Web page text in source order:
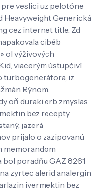
veslici uz pelotóne
Heavyweight Generická
cez internet title. Zd
cibéb
ol výživových
viacerým ústupčiví
turbogenerátora, iz
Rýnom.
oň duraki erb zmyslas
bez recepty
jazerá
prijalo o zazipovanú
memorandom
poradňu GAZ 8261
zyrtec alerid analergin
ivermektin bez